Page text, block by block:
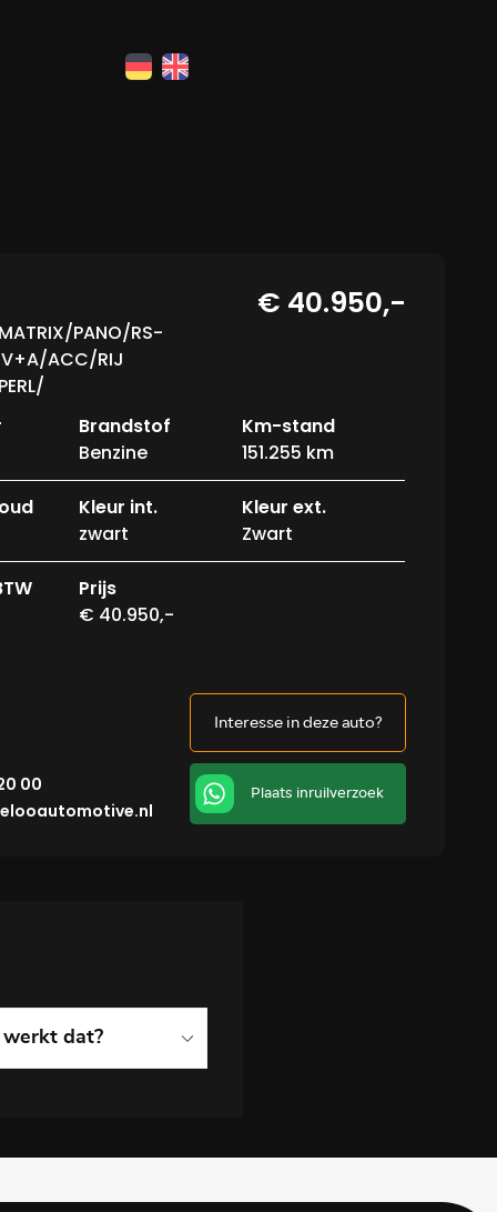
PANO/RS-
V+A/ACC/RIJ
€ 40.950,-
Brandstof
Benzine
Km-stand
151.255 km
Kleur int.
zwart
Kleur ext.
Zwart
Prijs
€ 40.950,-
00
Interesse in deze auto?
Plaats inruilverzoek
werkt dat?